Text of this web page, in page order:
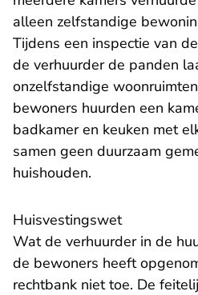
alleen zelfstandige
Tijdens een inspectie van
de verhuurder de panden
onzelfstandige
bewoners huurden een
badkamer en keuken met
samen geen duurzaam
huishouden.
Huisvestingswet
Wat de verhuurder in de
de bewoners heeft
rechtbank niet toe. De